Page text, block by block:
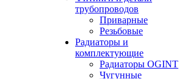
трубопроводов
Приварные
Резьбовые
Радиаторы и
комплектующие
Радиаторы OGINT
Чугунные